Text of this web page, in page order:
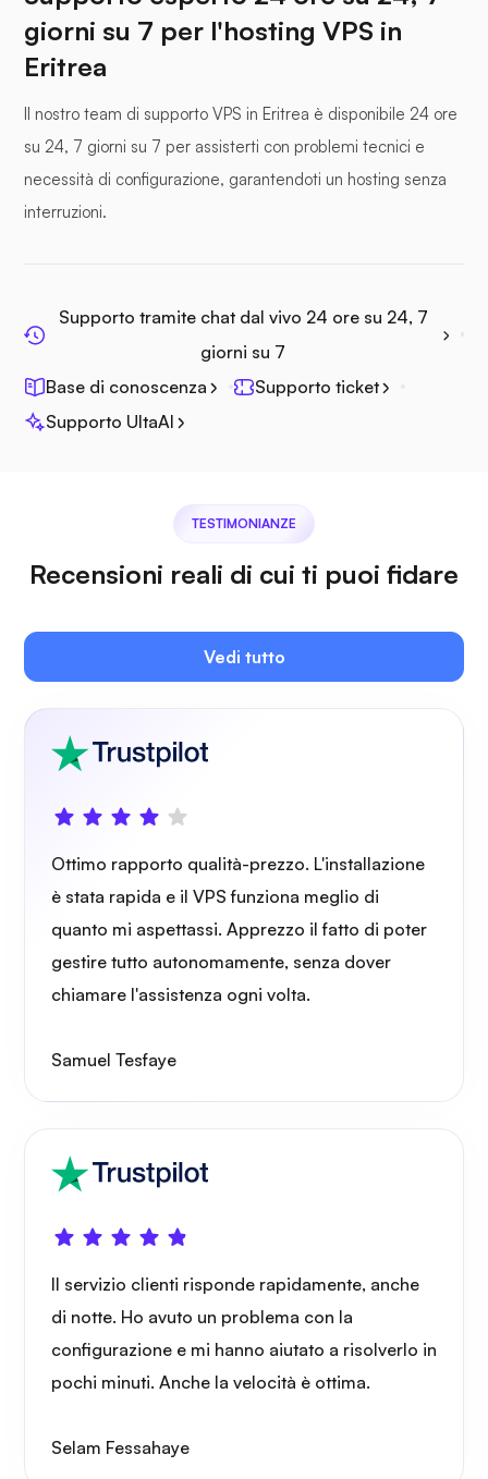
Fotoprisma
Wireguard
Raggi X
Meraviglia
Portainer
giorni su 7 per l'hosting VPS in
Eritrea
Il nostro team di supporto VPS in Eritrea è disponibile 24 ore
su 24, 7 giorni su 7 per assisterti con problemi tecnici e
necessità di configurazione, garantendoti un hosting senza
interruzioni.
Supporto tramite chat dal vivo 24 ore su 24, 7
giorni su 7
Base di conoscenza
Supporto ticket
Supporto UltaAI
TESTIMONIANZE
Recensioni reali di cui ti puoi fidare
Vedi tutto
Ottimo rapporto qualità-prezzo. L'installazione
è stata rapida e il VPS funziona meglio di
quanto mi aspettassi. Apprezzo il fatto di poter
gestire tutto autonomamente, senza dover
chiamare l'assistenza ogni volta.
Samuel Tesfaye
Il servizio clienti risponde rapidamente, anche
di notte. Ho avuto un problema con la
configurazione e mi hanno aiutato a risolverlo in
pochi minuti. Anche la velocità è ottima.
Selam Fessahaye